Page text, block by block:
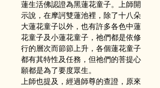
蓮生活佛認證為黑蓮花童子。上師開
示說，在摩訶雙蓮池裡，除了十八朵
大蓮花童子以外，也有許多各色中蓮
花童子及小蓮花童子，祂們都是依修
行的層次而節節上升，各個蓮花童子
都有其特性及任務，但祂們的菩提心
願都是為了要度眾生。
上師也提及，經過師尊的查證，原來